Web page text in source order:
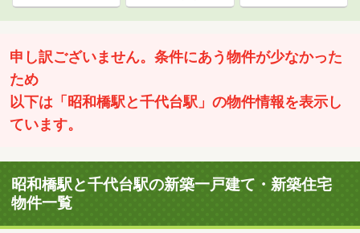
申し訳ございません。条件にあう物件が少なかった
ため
以下は「昭和橋駅と千代台駅」の物件情報を表示し
ています。
昭和橋駅と千代台駅の新築一戸建て・新築住宅
物件一覧